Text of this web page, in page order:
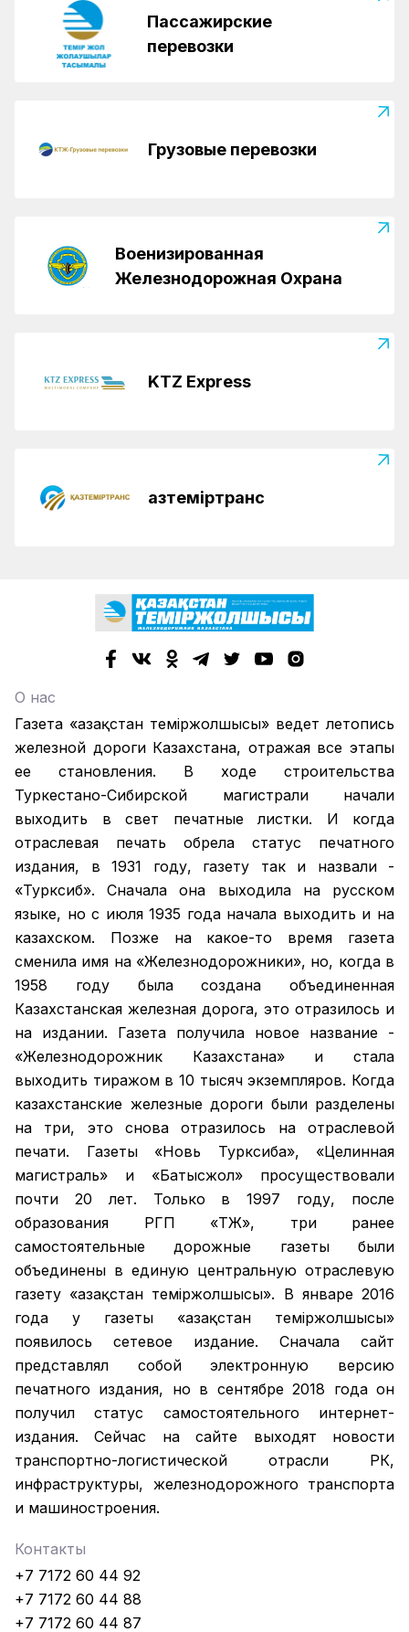
Пассажирские
перевозки
Грузовые перевозки
Военизированная
Железнодорожная Охрана
KTZ Express
Қазтеміртранс
О нас
Газета «Қазақстан теміржолшысы» ведет летопись
железной дороги Казахстана, отражая все этапы
ее становления. В ходе строительства
Туркестано-Сибирской магистрали начали
выходить в свет печатные листки. И когда
отраслевая печать обрела статус печатного
издания, в 1931 году, газету так и назвали -
«Турксиб». Сначала она выходила на русском
языке, но с июля 1935 года начала выходить и на
казахском. Позже на какое-то время газета
сменила имя на «Железнодорожники», но, когда в
1958 году была создана объединенная
Казахстанская железная дорога, это отразилось и
на издании. Газета получила новое название -
«Железнодорожник Казахстана» и стала
выходить тиражом в 10 тысяч экземпляров. Когда
казахстанские железные дороги были разделены
на три, это снова отразилось на отраслевой
печати. Газеты «Новь Турксиба», «Целинная
магистраль» и «Батысжол» просуществовали
почти 20 лет. Только в 1997 году, после
образования РГП «ҚТЖ», три ранее
самостоятельные дорожные газеты были
объединены в единую центральную отраслевую
газету «Қазақстан темiржолшысы». В январе 2016
года у газеты «Қазақстан теміржолшысы»
появилось сетевое издание. Сначала сайт
представлял собой электронную версию
печатного издания, но в сентябре 2018 года он
получил статус самостоятельного интернет-
издания. Сейчас на сайте выходят новости
транспортно-логистической отрасли РК,
инфраструктуры, железнодорожного транспорта
и машиностроения.
Контакты
+7 7172 60 44 92
+7 7172 60 44 88
+7 7172 60 44 87